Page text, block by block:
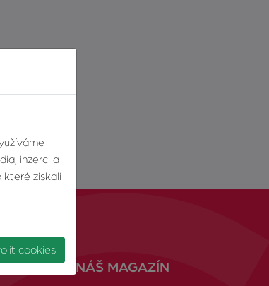
NÁŠ MAGAZÍN
inzerci a
které získali
cookies